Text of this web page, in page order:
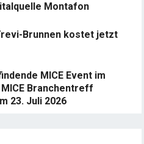
Montafon
Brunnen kostet jetzt
MICE Event im
Branchentreff
23. Juli 2026